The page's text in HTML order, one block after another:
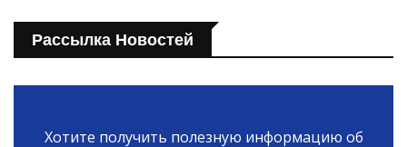
Рассылка Новостей
Хотите получить полезную информацию об